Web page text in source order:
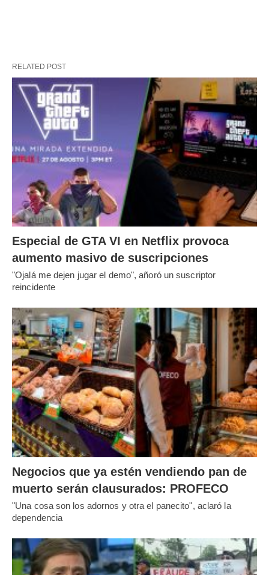
RELATED POST
Especial de GTA VI en Netflix provoca
aumento masivo de suscripciones
"Ojalá me dejen jugar el demo", añoró un suscriptor
reincidente
Negocios que ya estén vendiendo pan de
muerto serán clausurados: PROFECO
"Una cosa son los adornos y otra el panecito", aclaró la
dependencia